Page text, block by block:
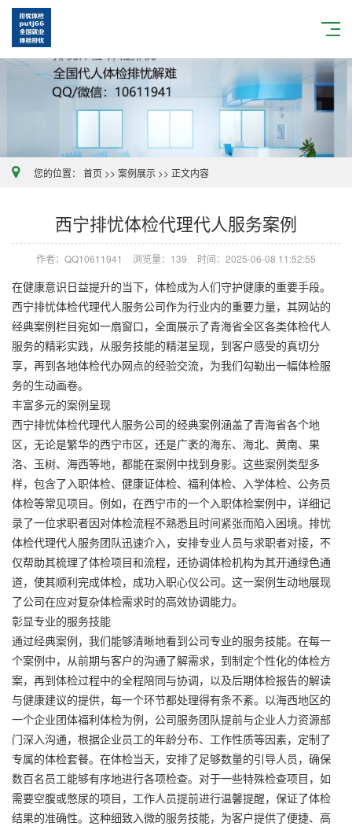
您的位置： 首页 >> 案例展示 >> 正文内容
西宁排忧体检代理代人服务案例
作者：QQ10611941 浏览量：139 时间：2025-06-08 11:52:55
在健康意识日益提升的当下，体检成为人们守护健康的重要手段。
西宁排忧体检代理代人服务公司作为行业内的重要力量，其网站的
经典案例栏目宛如一扇窗口，全面展示了青海省全区各类体检代人
服务的精彩实践，从服务技能的精湛呈现，到客户感受的真切分
享，再到各地体检代办网点的经验交流，为我们勾勒出一幅体检服
务的生动画卷。
丰富多元的案例呈现
西宁排忧体检代理代人服务公司的经典案例涵盖了青海省各个地
区，无论是繁华的西宁市区，还是广袤的海东、海北、黄南、果
洛、玉树、海西等地，都能在案例中找到身影。这些案例类型多
样，包含了入职体检、健康证体检、福利体检、入学体检、公务员
体检等常见项目。例如，在西宁市的一个入职体检案例中，详细记
录了一位求职者因对体检流程不熟悉且时间紧张而陷入困境。排忧
体检代理代人服务团队迅速介入，安排专业人员与求职者对接，不
仅帮助其梳理了体检项目和流程，还协调体检机构为其开通绿色通
道，使其顺利完成体检，成功入职心仪公司。这一案例生动地展现
了公司在应对复杂体检需求时的高效协调能力。
彰显专业的服务技能
通过经典案例，我们能够清晰地看到公司专业的服务技能。在每一
个案例中，从前期与客户的沟通了解需求，到制定个性化的体检方
案，再到体检过程中的全程陪同与协调，以及后期体检报告的解读
与健康建议的提供，每一个环节都处理得有条不紊。以海西地区的
一个企业团体福利体检为例，公司服务团队提前与企业人力资源部
门深入沟通，根据企业员工的年龄分布、工作性质等因素，定制了
专属的体检套餐。在体检当天，安排了足够数量的引导人员，确保
数百名员工能够有序地进行各项检查。对于一些特殊检查项目，如
需要空腹或憋尿的项目，工作人员提前进行温馨提醒，保证了体检
结果的准确性。这种细致入微的服务技能，为客户提供了便捷、高